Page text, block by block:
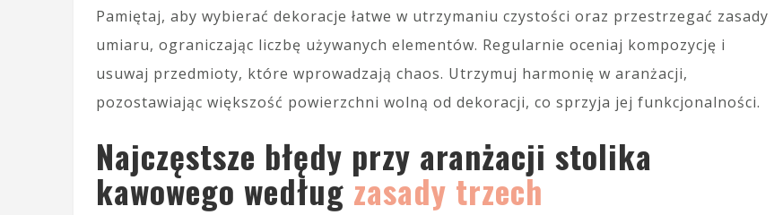
Pamiętaj, aby wybierać dekoracje łatwe w utrzymaniu czystości oraz przestrzegać zasady
umiaru, ograniczając liczbę używanych elementów. Regularnie oceniaj kompozycję i
usuwaj przedmioty, które wprowadzają chaos. Utrzymuj harmonię w aranżacji,
pozostawiając większość powierzchni wolną od dekoracji, co sprzyja jej funkcjonalności.
Najczęstsze błędy przy aranżacji stolika
kawowego według zasady trzech